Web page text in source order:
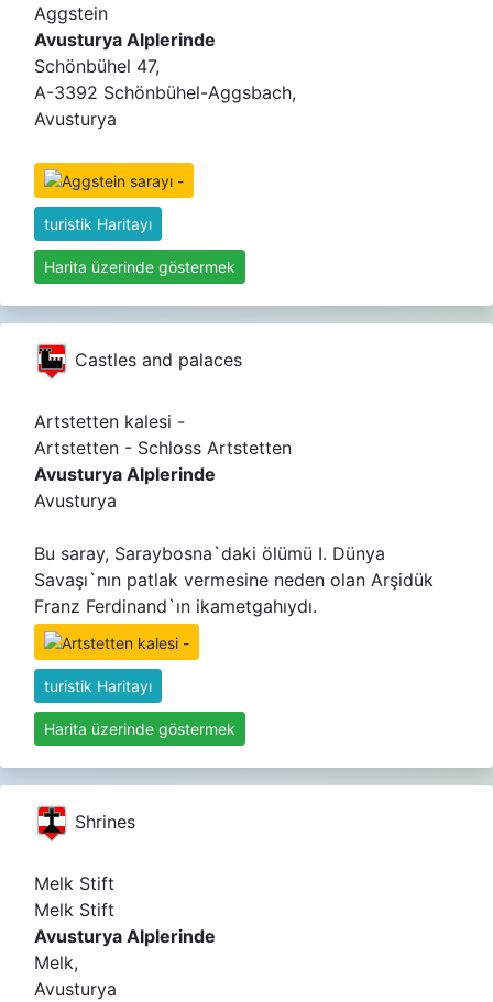
Aggstein
Avusturya Alplerinde
Schönbühel 47,
A-3392 Schönbühel-Aggsbach,
Avusturya
turistik Haritayı
Harita üzerinde göstermek
Castles and palaces
Artstetten kalesi -
Artstetten - Schloss Artstetten
Avusturya Alplerinde
Avusturya
Bu saray, Saraybosna`daki ölümü I. Dünya
Savaşı`nın patlak vermesine neden olan Arşidük
Franz Ferdinand`ın ikametgahıydı.
turistik Haritayı
Harita üzerinde göstermek
Shrines
Melk Stift
Melk Stift
Avusturya Alplerinde
Melk,
Avusturya